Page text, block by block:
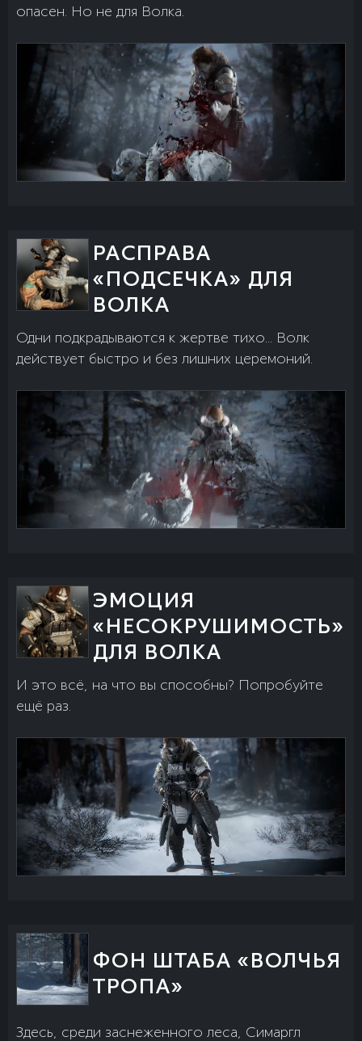
опасен. Но не для Волка.
РАСПРАВА
«ПОДСЕЧКА» ДЛЯ
ВОЛКА
Одни подкрадываются к жертве тихо... Волк
действует быстро и без лишних церемоний.
ЭМОЦИЯ
«НЕСОКРУШИМОСТЬ»
ДЛЯ ВОЛКА
И это всё, на что вы способны? Попробуйте
ещё раз.
ФОН ШТАБА «ВОЛЧЬЯ
ТРОПА»
Здесь, среди заснеженного леса, Симаргл